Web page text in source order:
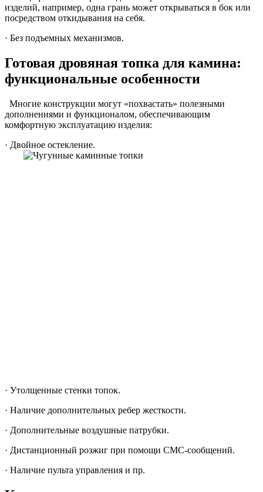
изделий, например, одна грань может открываться в бок или
посредством откидывания на себя.
· Без подъемных механизмов.
Готовая дровяная топка для камина:
функциональные особенности
Многие конструкции могут «похвастать» полезными
дополнениями и функционалом, обеспечивающим
комфортную эксплуатацию изделия:
· Двойное остекление.
· Утолщенные стенки топок.
· Наличие дополнительных ребер жесткости.
· Дополнительные воздушные патрубки.
· Дистанционный розжиг при помощи СМС-сообщений.
· Наличие пульта управления и пр.